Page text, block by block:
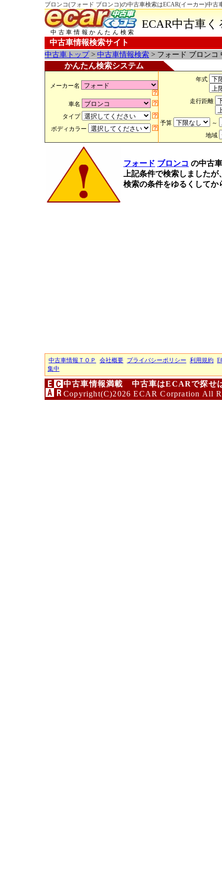
ブロンコ(フォード ブロンコ)の中古車検索はECAR(イーカー)中古
中古車情報かんたん検索
ECAR中古車
中古車情報検索サイト
中古車トップ> 中古車情報検索 > フォード ブロンコ
かんたん検索システム
メーカー名
車名
タイプ
ボディカラー
年式
走行距離
予算
～
地域
フォード ブロンコ の中古
上記条件で検索しました
検索の条件をゆるくして
中古車情報ＴＯＰ 会社概要 プライバシーポリシー 利用規約
集中
中古車情報満載 中古車はECARで探せ
Copyright(C)2026 ECAR Corpration All